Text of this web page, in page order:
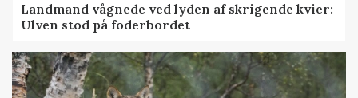
Landmand vågnede ved lyden af skrigende kvier:
Ulven stod på foderbordet